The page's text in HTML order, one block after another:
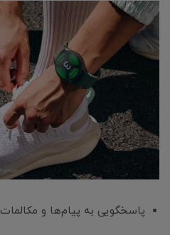
پاسخگویی به پیام‌ها و مکالمات